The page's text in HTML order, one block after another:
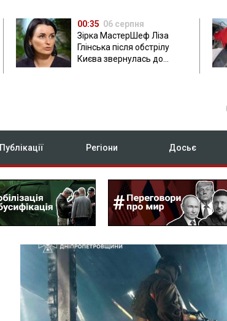
00:35 06 серпня
Зірка МастерШеф Ліза
Глінська після обстрілу
Києва звернулась до
Публікації Регіони Досьє